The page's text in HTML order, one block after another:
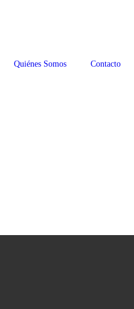
Quiénes Somos Contacto